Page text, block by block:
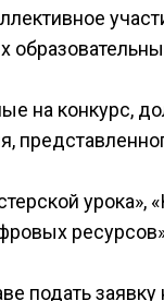
на конкурс,
подать